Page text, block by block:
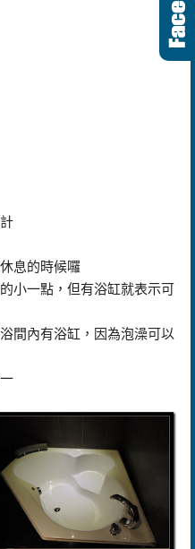
息的時候囉
小一點，但有浴缸就表示可
間內有浴缸，因為泡澡可以